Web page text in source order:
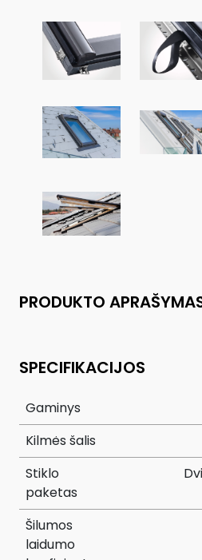
PRODUKTO
SPECIFIKACIJOS
Gaminys
Kilmės šalis
Stiklo
paketas
Šilumos
laidumo